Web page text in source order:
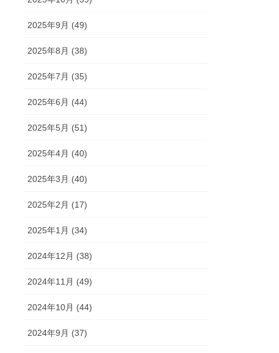
2025年9月 (49)
2025年8月 (38)
2025年7月 (35)
2025年6月 (44)
2025年5月 (51)
2025年4月 (40)
2025年3月 (40)
2025年2月 (17)
2025年1月 (34)
2024年12月 (38)
2024年11月 (49)
2024年10月 (44)
2024年9月 (37)